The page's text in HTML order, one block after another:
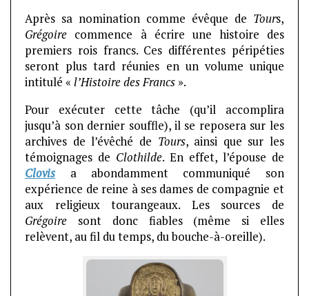
Après sa nomination comme évêque de Tours,
Grégoire commence à écrire une histoire des
premiers rois francs. Ces différentes péripéties
seront plus tard réunies en un volume unique
intitulé «l’Histoire des Francs ».
Pour exécuter cette tâche (qu’il accomplira
jusqu’à son dernier souffle), il se reposera sur les
archives de l’évêché de Tours, ainsi que sur les
témoignages de Clothilde. En effet, l’épouse de
Clovis a abondamment communiqué son
expérience de reine à ses dames de compagnie et
aux religieux tourangeaux. Les sources de
Grégoire sont donc fiables (même si elles
relèvent, au fil du temps, du bouche-à-oreille).